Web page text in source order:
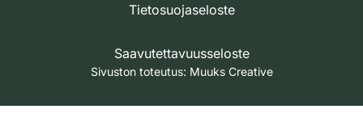
Tietosuojaseloste
Saavutettavuusseloste
Sivuston toteutus: Muuks Creative